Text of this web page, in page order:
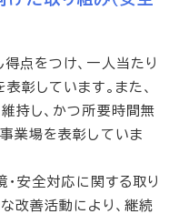
点をつけ、一人当たり
彰しています。また、
持し、かつ所要時間無
業場を表彰していま
安全対応に関する取り
改善活動により、継続